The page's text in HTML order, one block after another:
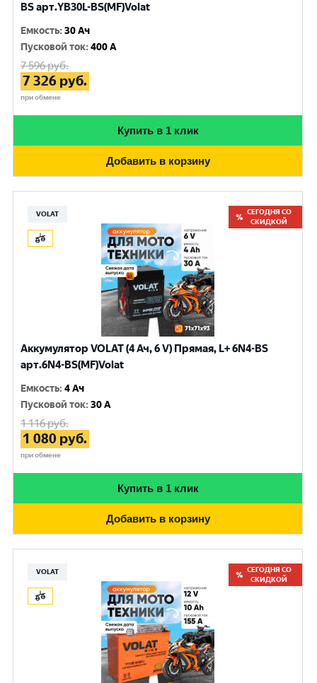
BS арт.YB30L-BS(MF)Volat
Емкость:30 Ач
Пусковой ток:400 A
7 596руб.
7 326 руб.
при обмене
Купить в 1 клик
Добавить в корзину
VOLAT
СЕГОДНЯ СО
СКИДКОЙ
Аккумулятор VOLAT (4 Ач, 6 V) Прямая, L+ 6N4-BS
арт.6N4-BS(MF)Volat
Емкость:4 Ач
Пусковой ток:30 A
1 116руб.
1 080 руб.
при обмене
Купить в 1 клик
Добавить в корзину
VOLAT
СЕГОДНЯ СО
СКИДКОЙ